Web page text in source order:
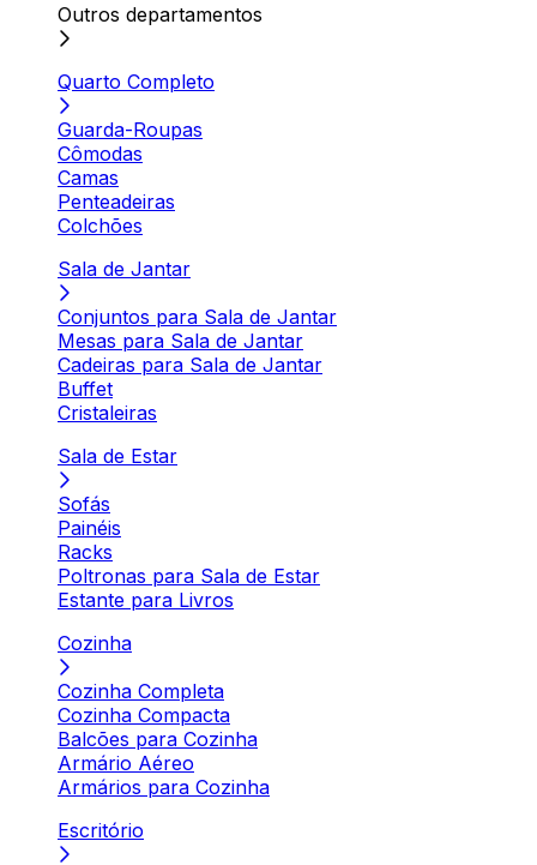
Outros departamentos
Quarto Completo
Guarda-Roupas
Cômodas
Camas
Penteadeiras
Colchões
Sala de Jantar
Conjuntos para Sala de Jantar
Mesas para Sala de Jantar
Cadeiras para Sala de Jantar
Buffet
Cristaleiras
Sala de Estar
Sofás
Painéis
Racks
Poltronas para Sala de Estar
Estante para Livros
Cozinha
Cozinha Completa
Cozinha Compacta
Balcões para Cozinha
Armário Aéreo
Armários para Cozinha
Escritório